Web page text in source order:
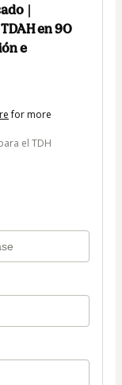
|
en 90
e
for more
el TDH